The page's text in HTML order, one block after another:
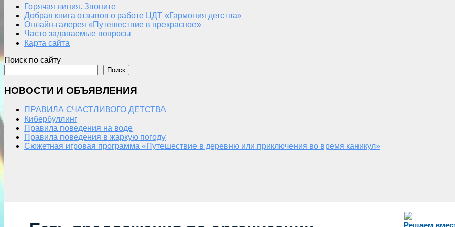
Горячая линия. Звоните
Добрая книга отзывов о работе ЦДТ «Гармония детства»
Онлайн-галерея «Путешествие в прекрасное»
Часто задаваемые вопросы
Карта сайта
Поиск по сайту
Поиск
НОВОСТИ И ОБЪЯВЛЕНИЯ
ПРАВИЛА СЧАСТЛИВОГО ДЕТСТВА
Кибербуллинг
Правила поведения на воде
Правила поведения в жаркую погоду
Сюжетная игровая программа «Путешествие в деревню или приключения во время каникул»